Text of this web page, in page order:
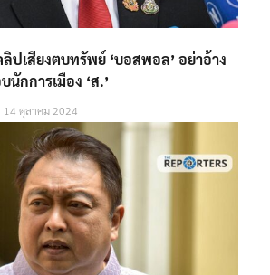
ปเสียงตบทรัพย์ ‘บอสพอล’ อย่าอ้าง
นักการเมือง ‘ส.’
14 ตุลาคม 2024